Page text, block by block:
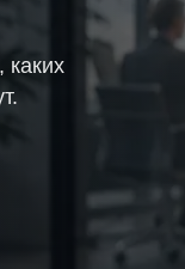
каких